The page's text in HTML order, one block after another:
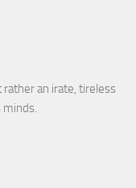
an irate, tireless
minds.